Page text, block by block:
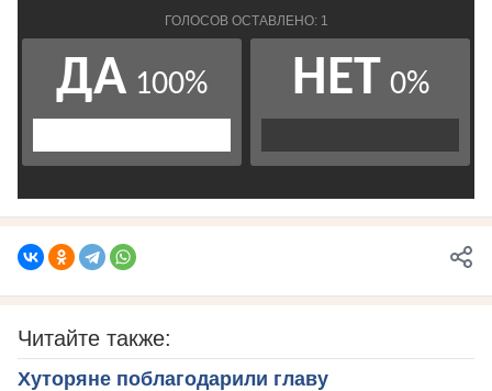
Читайте также:
Хуторяне поблагодарили главу